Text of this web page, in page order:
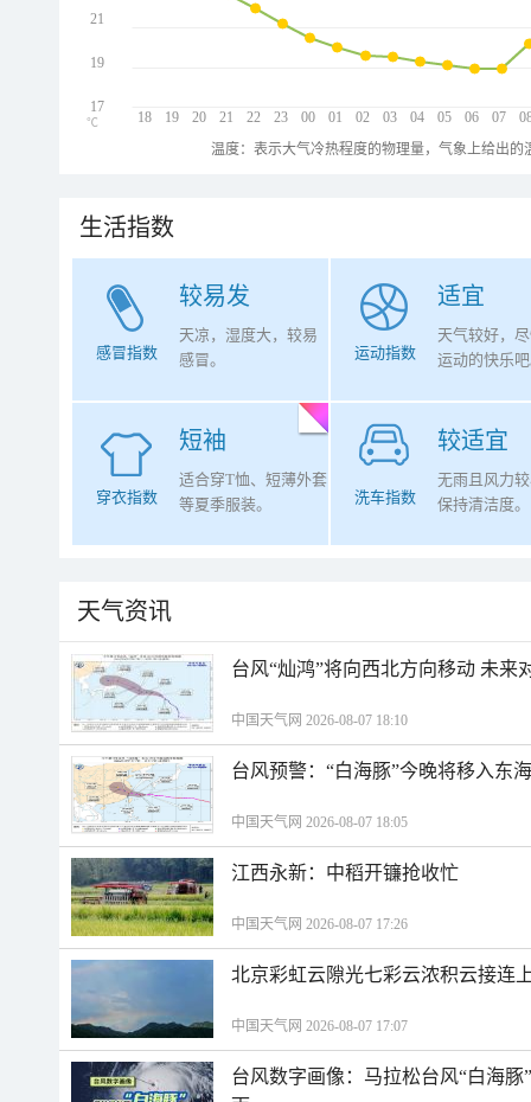
18 19 20 21 22 23 00 01 02 03 04 05 06 07
21
19
17
℃
温度：表示大气冷热程度的物理量，气象上给出
生活指数
较易发
感冒指数
天凉，湿度大，较易
感冒。
适宜
运动指数
天气较好，
运动的快乐
短袖
穿衣指数
适合穿T恤、短薄外套
等夏季服装。
较适宜
洗车指数
无雨且风力
保持清洁度。
天气资讯
台风“灿鸿”将向西北方向移动 未来
中国天气网 2026-08-07 18:10
台风预警：“白海豚”今晚将移入东
中国天气网 2026-08-07 18:05
江西永新：中稻开镰抢收忙
中国天气网 2026-08-07 17:26
北京彩虹云隙光七彩云浓积云接连
中国天气网 2026-08-07 17:07
台风数字画像：马拉松台风“白海